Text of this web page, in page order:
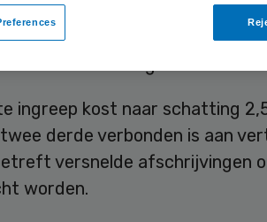
Door de twee
eind 2015 met een
ingreep kost naar schatting
derde verbonden is aan
versnelde afschrijvingen
worden.